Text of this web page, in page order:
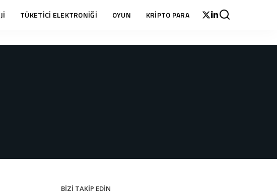
TÜKETİCİ ELEKTRONİĞİ OYUN KRİPTO PARA
BİZİ TAKİP EDİN